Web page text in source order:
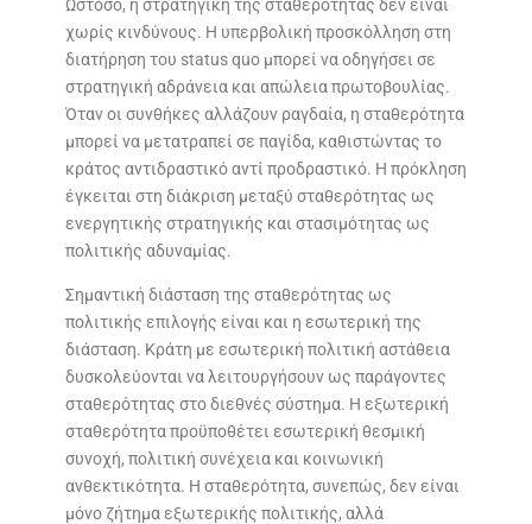
Ωστόσο, η στρατηγική της σταθερότητας δεν είναι
χωρίς κινδύνους. Η υπερβολική προσκόλληση στη
διατήρηση του status quo μπορεί να οδηγήσει σε
στρατηγική αδράνεια και απώλεια πρωτοβουλίας.
Όταν οι συνθήκες αλλάζουν ραγδαία, η σταθερότητα
μπορεί να μετατραπεί σε παγίδα, καθιστώντας το
κράτος αντιδραστικό αντί προδραστικό. Η πρόκληση
έγκειται στη διάκριση μεταξύ σταθερότητας ως
ενεργητικής στρατηγικής και στασιμότητας ως
πολιτικής αδυναμίας.
Σημαντική διάσταση της σταθερότητας ως
πολιτικής επιλογής είναι και η εσωτερική της
διάσταση. Κράτη με εσωτερική πολιτική αστάθεια
δυσκολεύονται να λειτουργήσουν ως παράγοντες
σταθερότητας στο διεθνές σύστημα. Η εξωτερική
σταθερότητα προϋποθέτει εσωτερική θεσμική
συνοχή, πολιτική συνέχεια και κοινωνική
ανθεκτικότητα. Η σταθερότητα, συνεπώς, δεν είναι
μόνο ζήτημα εξωτερικής πολιτικής, αλλά